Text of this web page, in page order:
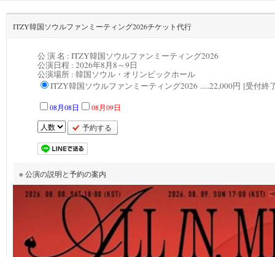
ITZY韓国ソウルファンミーティング2026チケット代行
公 演 名 : ITZY韓国ソウルファンミーティング2026
公演日程 : 2026年8月8～9日
公演場所 : 韓国ソウル・オリンピックホール
ITZY韓国ソウルファンミーティング2026 .....22,000円 [受付終
08月08日 08月09日
予約する
※ 公演の説明と予約の案内